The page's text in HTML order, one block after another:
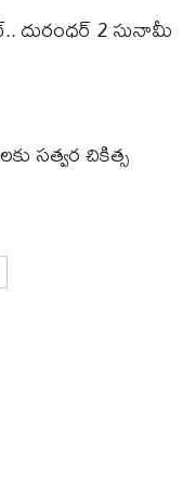
దురంధ‌ర్ 2 సునామీ
సత్వర చికిత్స